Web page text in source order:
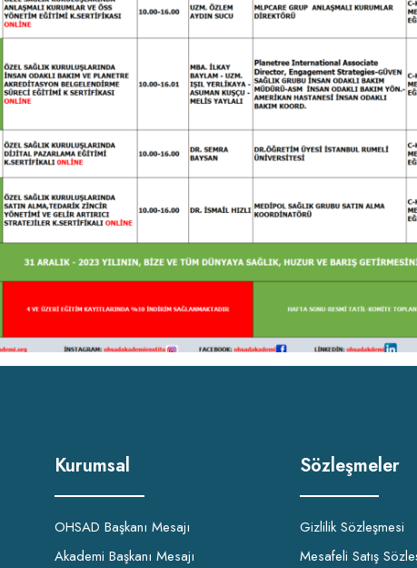
Kurumsal
OHSAD Başkanı Mesajı
Akademi Başkanı Mesajı
Sözleşmeler
Gizlilik Sözleşmesi
Mesafeli Satış